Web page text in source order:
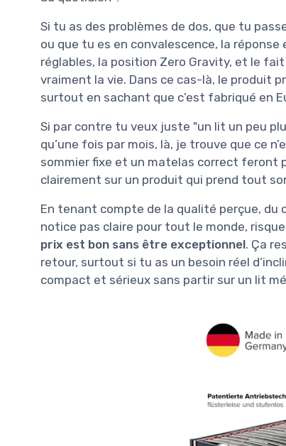
Si tu as des problèmes de dos, que tu
ou que tu es en convalescence, la
réglables, la position Zero Gravity, et le
vraiment la vie. Dans ce cas-là, le produit
surtout en sachant que c’est fabriqué en
Si par contre tu veux juste "un lit un peu
qu’une fois par mois, là, je trouve que ce
sommier fixe et un matelas correct feront
clairement sur un produit qui prend tout
En tenant compte de la qualité perçue,
notice pas claire pour tout le monde,
prix est bon sans être exceptionnel. Ça
retour, surtout si tu as un besoin réel
compact et sérieux sans partir sur un lit